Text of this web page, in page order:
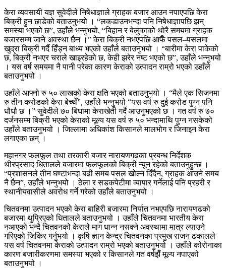
केरा व्यवसायी यज्ञ सुवेदीले निषेधाज्ञाले ग्राहक बजार आउन नपाएपछि केरा
बिक्री हुन छाडेको बताउनुभयो । “लकडाउनभन्दा पनि निषेधाज्ञापछि झन्
समस्या भएको छ”, उहाँले भन्नुभयो, “बिहान र बेलुकाको थोरै समयमा ग्राहक
बजारसम्म जाने अवस्था छैन ।” केरा बिक्री नभएपछि आफैँ पसल–पसलमा
खुद्रा बिक्री गर्दै हिँड्न बाध्य भएको उहाँले बताउनुभयो । “बारीमा केरा पाकेको
छ, बिक्री नभएर चराले खाइरहेको छ, केही झरेर नष्ट भएको छ”, उहाँले भन्नुभयो
। यस वर्ष समयमा नै पानी परेका कारण केराको उत्पादन राम्रो भएको उहाँले
बताउनुभयो ।
उहाँले आफ्नो रु ५० लाखको केरा क्षति भएको बताउनुभयो । “मैले एक सिजनमा
रु तीन करोडको केरा बेच्थेँ”, उहाँले भन्नुभयो “यस वर्ष रु दुई करोड पुग्न पनि
धौधौ छ ।” सुवेदीले ७० बिघामा केराखेती गर्दै आउनुभएको छ । गत वर्ष रु ७०
दर्जनसम्म बिक्री भएको केराको मूल्य यस वर्ष रु ५० भन्दामाथि पुग्न नसकेको
उहाँले बताउनुभयो । जिल्लामा अधिकांश किसानले मालभोग र जिनाइन केरा
लगाएका छन् ।
महानगर फलफूल तथा तरकारी बजार नारायणगढका प्रबन्ध निर्देशक
थीरप्रसाद धितालले बजारमा फलफूलको बिक्री न्यून रहेको बताउनुहुन्छ ।
“प्रशासनले तीन घण्टाभन्दा बढी समय पसल खोल्न दिँदैन, ग्राहक आउने समय
नै छैन”, उहाँले भन्नुभयो । ठेला र सडकपेटीमा व्यापार गर्नेलाई पनि प्रहरी र
स्थानीयवासीले अवरोध गर्ने गरेको उहाँले बताउनुभयो ।
चितवनमा उत्पादन भएको केरा बाहिरी बजारमा निर्यात नभएपछि नारायणढको
बजारमा थुप्रिएको धितालले बताउनुभयो । उहाँले चितवनमा भारतीय केरा
नआएको भन्दै चितवनको केराले माग धान्न नसक्ने अवस्थामा मात्र ल्याउने
गरिएको जिकिर गर्नुभयो । कृषि ज्ञान केन्द्र चितवनका प्रमुख राजन ढकालले
यस वर्ष चितवनमा केराको उत्पादन राम्रो भएको बताउनुभयो । उहाँले कोरोनाका
कारण बजारीकरणमा समस्या भएको र किसानले गत वर्षझैँ मूल्य नपाएको
बताउनुभयो ।